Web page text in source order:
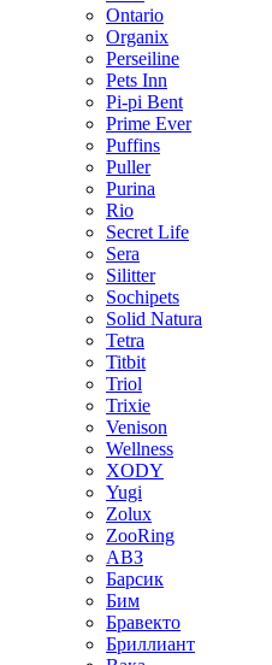
Ontario
Organix
Perseiline
Pets Inn
Pi-pi Bent
Prime Ever
Puffins
Puller
Purina
Rio
Secret Life
Sera
Silitter
Sochipets
Solid Natura
Tetra
Titbit
Triol
Trixie
Venison
Wellness
XODY
Yugi
Zolux
ZooRing
АВЗ
Барсик
Бим
Бравекто
Бриллиант